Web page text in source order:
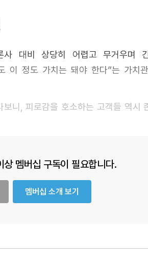
사 대비 상당히 어렵고 무거우며
이 정도 가치는 돼야 한다”는 가치
니, 피로감을 호소하는 고객들 역시
상 멤버십 구독이 필요합니다.
멤버십 소개 보기